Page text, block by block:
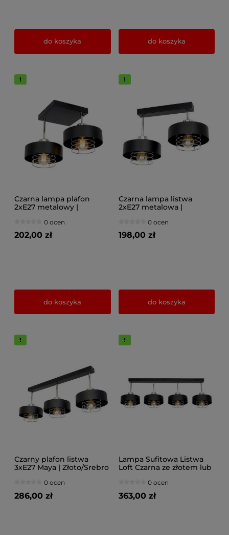
do koszyka do koszyka
Czarna lampa plafon
2xE27 metalowy |
sufitowa do sypialni i
salonu | Polska produkcja
0 ocen
202,00 zł
do koszyka
Czarna lampa listwa
2xE27 metalowa |
sufitowa do sypialni i
salonu | Polska produkcja
0 ocen
198,00 zł
do koszyka
Czarny plafon listwa
3xE27 Maya | Złoto/Srebro
0 ocen
286,00 zł
Lampa Sufitowa Listwa
Loft Czarna ze złotem lub
Punktowa nad Stó
0 ocen
363,00 zł